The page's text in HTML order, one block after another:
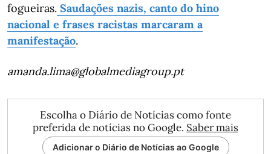
fogueiras. Saudações nazis, canto do hino
nacional e frases racistas marcaram a
manifestação.
amanda.lima@globalmediagroup.pt
Escolha o Diário de Notícias como fonte
preferida de notícias no Google. Saber mais
Adicionar o Diário de Notícias ao Google